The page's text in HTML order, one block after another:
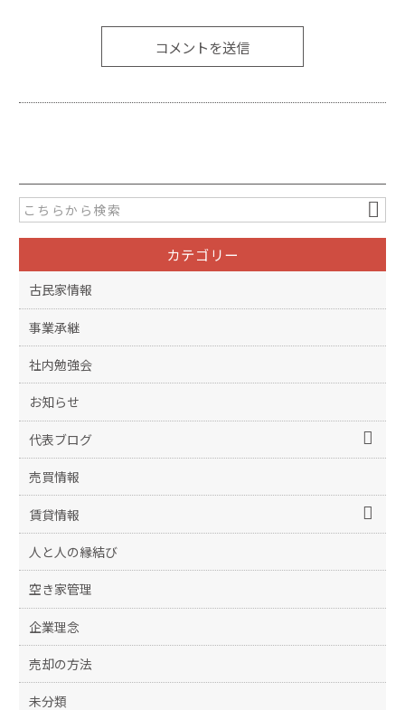
カテゴリー
古民家情報
事業承継
社内勉強会
お知らせ
代表ブログ
売買情報
賃貸情報
人と人の縁結び
空き家管理
企業理念
売却の方法
未分類